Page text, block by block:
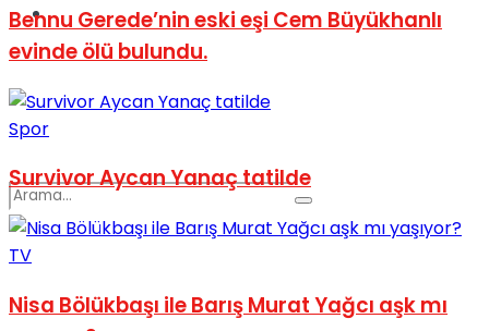
Podcast
Bennu Gerede’nin eski eşi Cem Büyükhanlı
evinde ölü bulundu.
Spor
Survivor Aycan Yanaç tatilde
TV
Nisa Bölükbaşı ile Barış Murat Yağcı aşk mı